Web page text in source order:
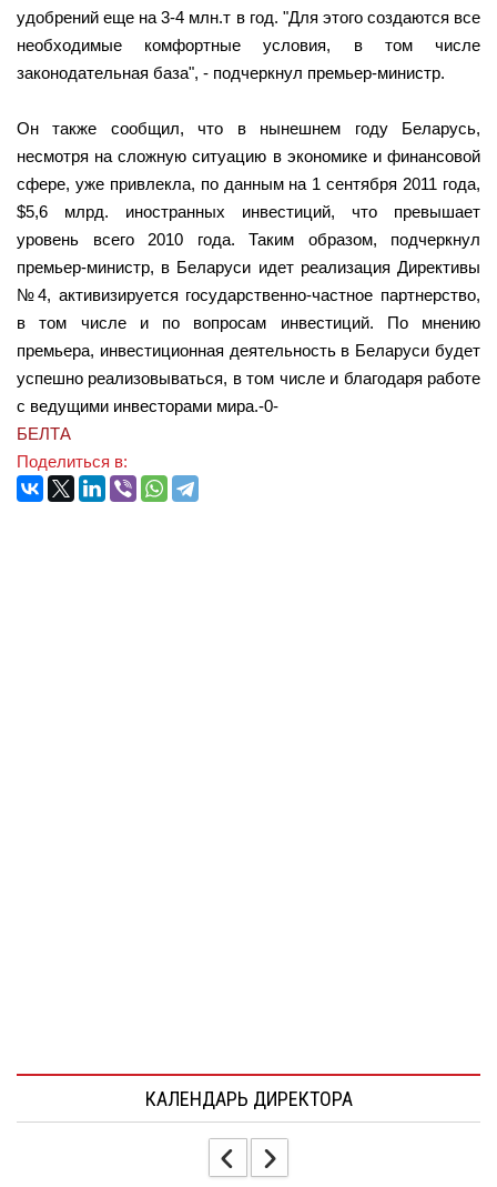
удобрений еще на 3-4 млн.т в год. "Для этого создаются все
необходимые комфортные условия, в том числе
законодательная база", - подчеркнул премьер-министр.
Он также сообщил, что в нынешнем году Беларусь,
несмотря на сложную ситуацию в экономике и финансовой
сфере, уже привлекла, по данным на 1 сентября 2011 года,
$5,6 млрд. иностранных инвестиций, что превышает
уровень всего 2010 года. Таким образом, подчеркнул
премьер-министр, в Беларуси идет реализация Директивы
№4, активизируется государственно-частное партнерство,
в том числе и по вопросам инвестиций. По мнению
премьера, инвестиционная деятельность в Беларуси будет
успешно реализовываться, в том числе и благодаря работе
с ведущими инвесторами мира.-0-
БЕЛТА
Поделиться в:
КАЛЕНДАРЬ ДИРЕКТОРА